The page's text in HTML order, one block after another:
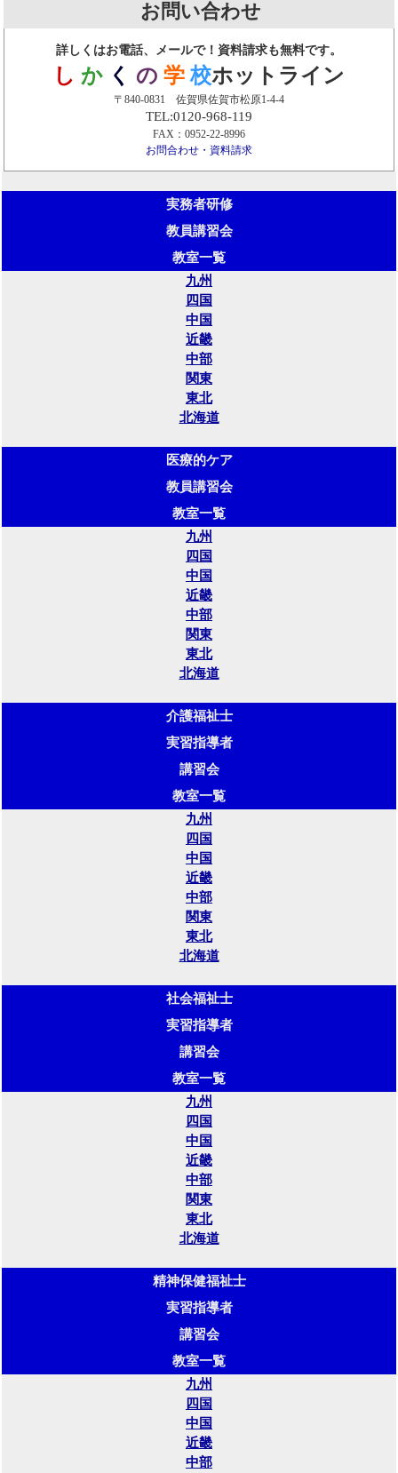
お問い合わせ
詳しくはお電話、メールで！資料請求も無料です。
し か く の 学 校ホットライン
〒840-0831 佐賀県佐賀市松原1-4-4
TEL:0120-968-119
FAX：0952-22-8996
お問合わせ・資料請求
実務者研修
教員講習会
教室一覧
九州
四国
中国
近畿
中部
関東
東北
北海道
医療的ケア
教員講習会
教室一覧
九州
四国
中国
近畿
中部
関東
東北
北海道
介護福祉士
実習指導者
講習会
教室一覧
九州
四国
中国
近畿
中部
関東
東北
北海道
社会福祉士
実習指導者
講習会
教室一覧
九州
四国
中国
近畿
中部
関東
東北
北海道
精神保健福祉士
実習指導者
講習会
教室一覧
九州
四国
中国
近畿
中部